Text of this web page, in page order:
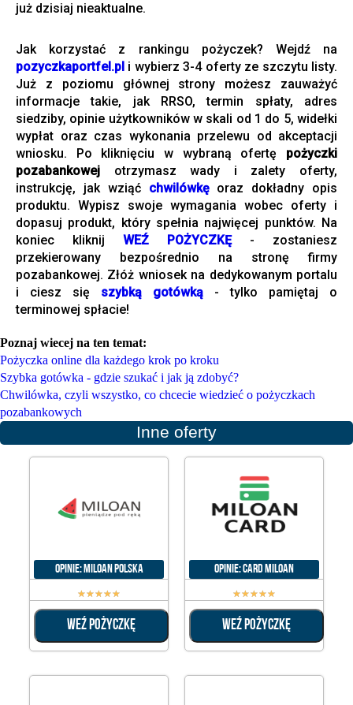
już dzisiaj nieaktualne.
Jak korzystać z rankingu pożyczek? Wejdź na
pozyczkaportfel.pl i wybierz 3-4 oferty ze szczytu listy.
Już z poziomu głównej strony możesz zauważyć
informacje takie, jak RRSO, termin spłaty, adres
siedziby, opinie użytkowników w skali od 1 do 5, widełki
wypłat oraz czas wykonania przelewu od akceptacji
wniosku. Po kliknięciu w wybraną ofertę pożyczki
pozabankowej otrzymasz wady i zalety oferty,
instrukcję, jak wziąć chwilówkęoraz dokładny opis
produktu. Wypisz swoje wymagania wobec oferty i
dopasuj produkt, który spełnia najwięcej punktów. Na
koniec kliknij WEŹ POŻYCZKĘ- zostaniesz
przekierowany bezpośrednio na stronę firmy
pozabankowej. Złóż wniosek na dedykowanym portalu
i ciesz się szybką gotówką - tylko pamiętaj o
terminowej spłacie!
Poznaj wiecej na ten temat:
Pożyczka online dla każdego krok po kroku
Szybka gotówka - gdzie szukać i jak ją zdobyć?
Chwilówka, czyli wszystko, co chcecie wiedzieć o pożyczkach
pozabankowych
Inne oferty
Opinie: Miloan Polska
☆☆☆☆☆
WEŹ POŻYCZKĘ
Opinie: Card Miloan
☆☆☆☆☆
WEŹ POŻYCZKĘ